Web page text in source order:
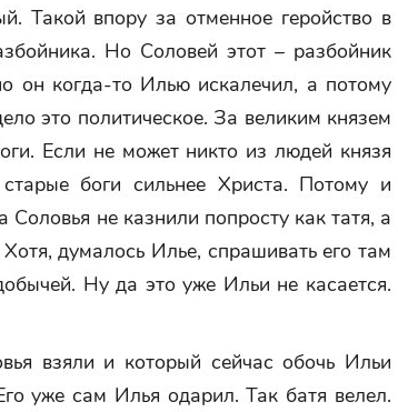
Такой впору за отменное геройство в
Но Соловей этот – разбойник
он когда-то Илью искалечил, а потому
это политическое. За великим князем
Если не может никто из людей князя
старые боги сильнее Христа. Потому и
не казнили попросту как татя, а
думалось Илье, спрашивать его там
Ну да это уже Ильи не касается.
взяли и который сейчас обочь Ильи
уже сам Илья одарил. Так батя велел.